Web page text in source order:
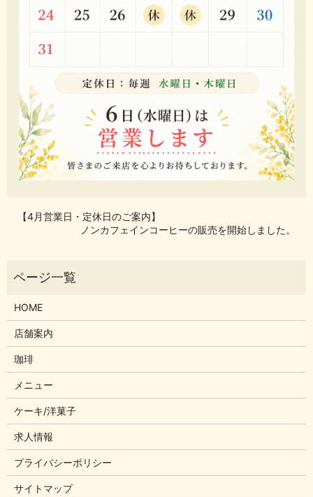
【4月営業日・定休日のご案内】
ノンカフェインコーヒーの販売を開始しました。
HOME
店舗案内
珈琲
メニュー
ケーキ/洋菓子
求人情報
プライバシーポリシー
サイトマップ